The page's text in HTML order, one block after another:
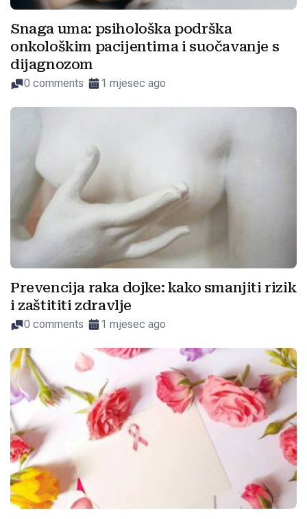
Snaga uma: psihološka podrška
onkološkim pacijentima i suočavanje s
dijagnozom
0 comments 1 mjesec ago
Prevencija raka dojke: kako smanjiti rizik
i zaštititi zdravlje
0 comments 1 mjesec ago